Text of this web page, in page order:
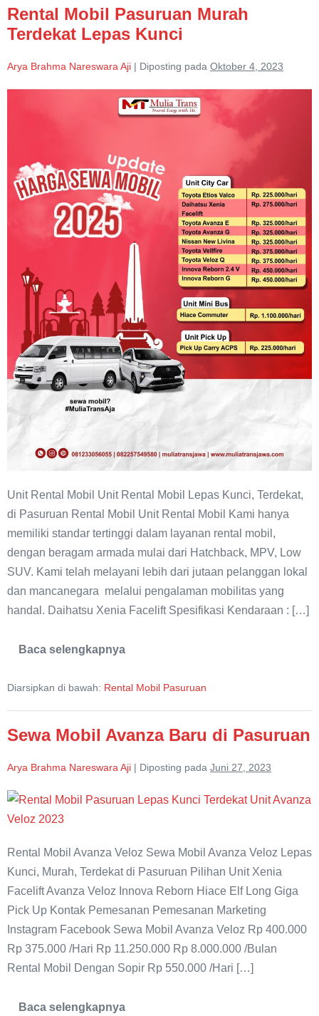
Rental Mobil Pasuruan Murah
Terdekat Lepas Kunci
Arya Brahma Nareswara Aji | Diposting pada Oktober 4, 2023
Terdekat
Lepas
Unit Rental Mobil Unit Rental Mobil Lepas Kunci, Terdekat,
di Pasuruan Rental Mobil Unit Rental Mobil Kami hanya
memiliki standar tertinggi dalam layanan rental mobil,
dengan beragam armada mulai dari Hatchback, MPV, Low
SUV. Kami telah melayani lebih dari jutaan pelanggan lokal
dan mancanegara melalui pengalaman mobilitas yang
handal. Daihatsu Xenia Facelift Spesifikasi Kendaraan : […]
Baca selengkapnya
Rental
Murah
Lepas
Diarsipkan di bawah: Rental Mobil Pasuruan
Sewa Mobil Avanza Baru di Pasuruan
Arya Brahma Nareswara Aji | Diposting pada Juni 27, 2023
Sewa
Mobil
Baru
di
Pasuruan
Rental Mobil Avanza Veloz Sewa Mobil Avanza Veloz Lepas
Kunci, Murah, Terdekat di Pasuruan Pilihan Unit Xenia
Facelift Avanza Veloz Innova Reborn Hiace Elf Long Giga
Pick Up Kontak Pemesanan Pemesanan Marketing
Instagram Facebook Sewa Mobil Avanza Veloz Rp 400.000
Rp 375.000 /Hari Rp 11.250.000 Rp 8.000.000 /Bulan
Rental Mobil Dengan Sopir Rp 550.000 /Hari […]
Baca selengkapnya
Sewa